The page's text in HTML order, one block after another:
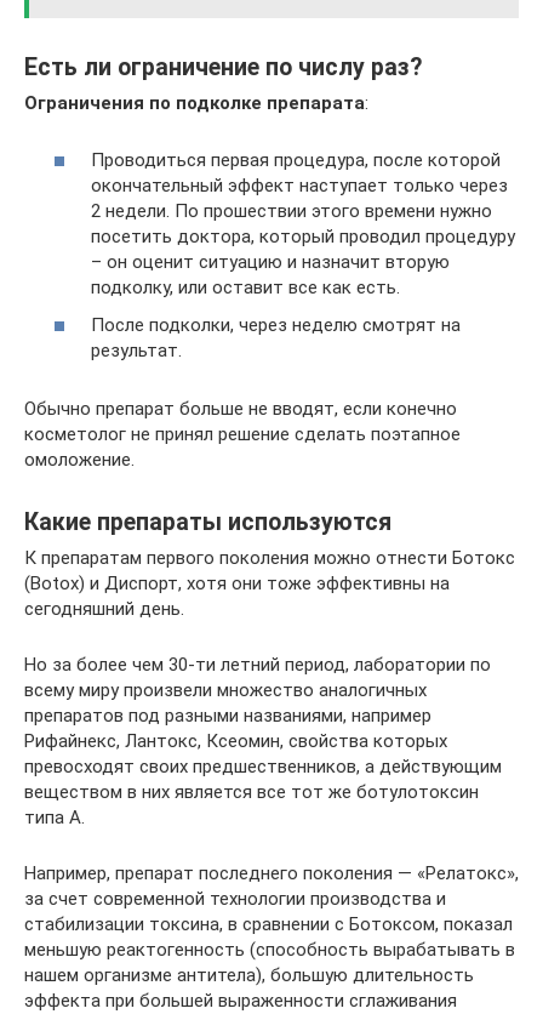
Есть ли ограничение по числу раз?
Ограничения по подколке препарата:
Проводиться первая процедура, после которой
окончательный эффект наступает только через
2 недели. По прошествии этого времени нужно
посетить доктора, который проводил процедуру
– он оценит ситуацию и назначит вторую
подколку, или оставит все как есть.
После подколки, через неделю смотрят на
результат.
Обычно препарат больше не вводят, если конечно
косметолог не принял решение сделать поэтапное
омоложение.
Какие препараты используются
К препаратам первого поколения можно отнести Ботокс
(Botox) и Диспорт, хотя они тоже эффективны на
сегодняшний день.
Но за более чем 30-ти летний период, лаборатории по
всему миру произвели множество аналогичных
препаратов под разными названиями, например
Рифайнекс, Лантокс, Ксеомин, свойства которых
превосходят своих предшественников, а действующим
веществом в них является все тот же ботулотоксин
типа А.
Например, препарат последнего поколения — «Релатокс»,
за счет современной технологии производства и
стабилизации токсина, в сравнении с Ботоксом, показал
меньшую реактогенность (способность вырабатывать в
нашем организме антитела), большую длительность
эффекта при большей выраженности сглаживания